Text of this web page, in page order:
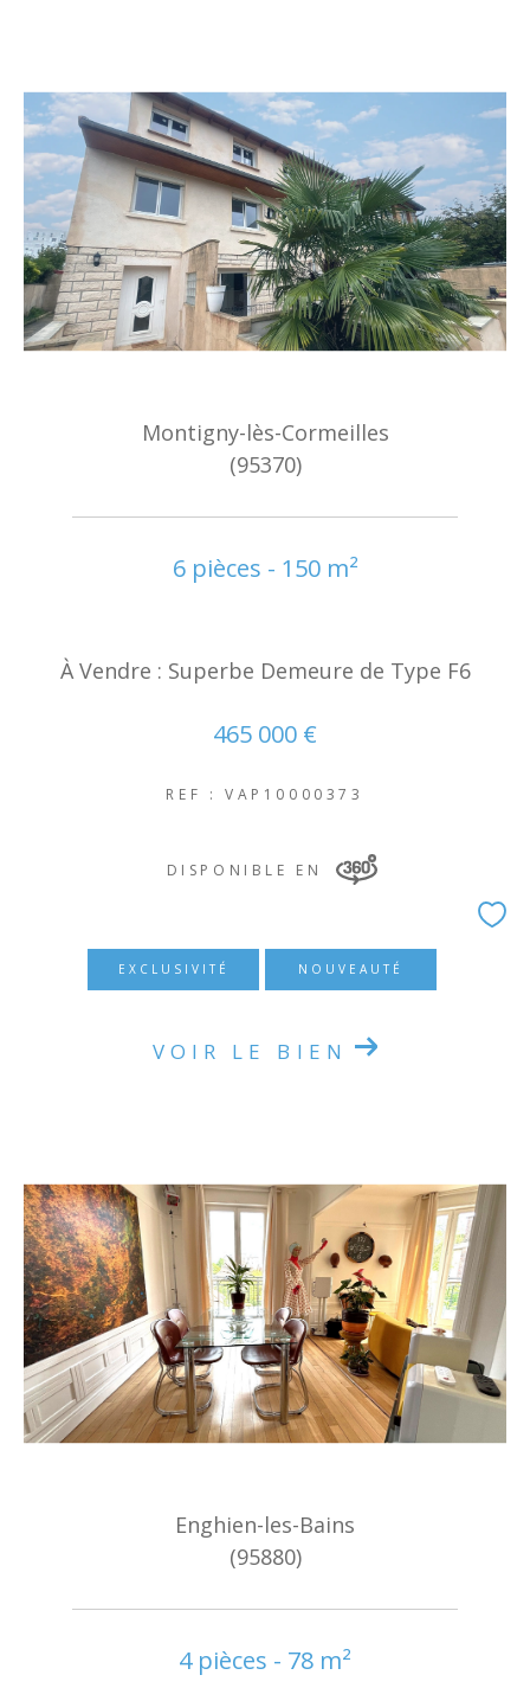
Montigny-lès-Cormeilles
(95370)
6 pièces - 150 m²
À Vendre : Superbe Demeure de Type F6
465 000 €
REF : VAP10000373
DISPONIBLE EN
EXCLUSIVITÉ NOUVEAUTÉ
VOIR LE BIEN
Enghien-les-Bains
(95880)
4 pièces - 78 m²